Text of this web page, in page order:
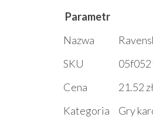
Parametr
Nazwa
SKU
Cena
21.52 zł
Kategoria
Gry